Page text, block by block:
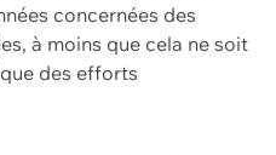
concernées des
à moins que cela ne soit
des efforts